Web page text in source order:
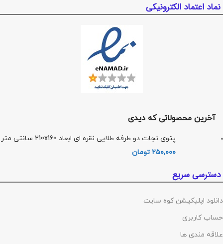
نماد اعتماد الکترونیکی
آخرین محصولاتی که دیدی
پتوی نجات دو طرفه طلایی نقره ای ابعاد 210x160 سانتی متر
۲۵۰,۰۰۰ تومان
دسترسی سریع
دانلود اپلیکیشن کوه سایت
حساب کاربری
علاقه مندی ها